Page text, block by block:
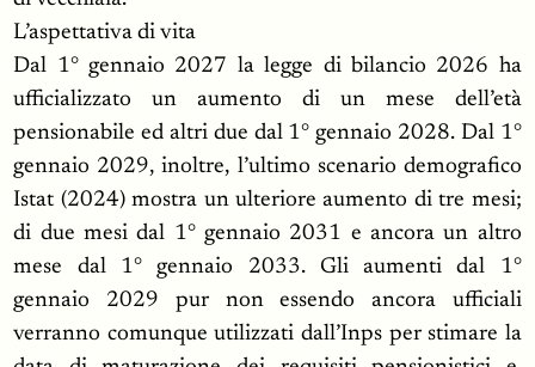
L’aspettativa di vita
Dal 1° gennaio 2027 la legge di bilancio 2026 ha
ufficializzato un aumento di un mese dell’età
pensionabile ed altri due dal 1° gennaio 2028. Dal 1°
gennaio 2029, inoltre, l’ultimo scenario demografico
Istat (2024) mostra un ulteriore aumento di tre mesi;
di due mesi dal 1° gennaio 2031 e ancora un altro
mese dal 1° gennaio 2033. Gli aumenti dal 1°
gennaio 2029 pur non essendo ancora ufficiali
verranno comunque utilizzati dall’Inps per stimare la